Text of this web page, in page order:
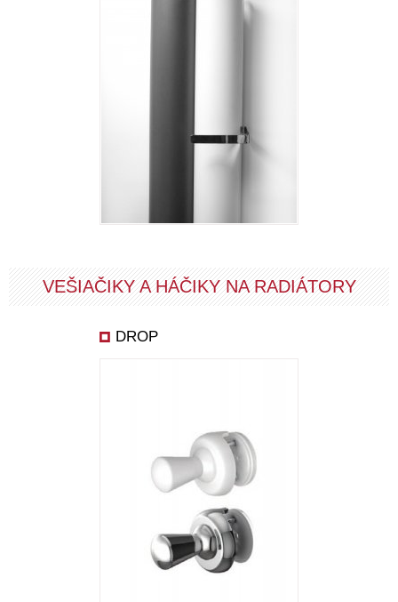
VEŠIAČIKY A HÁČIKY NA RADIÁTORY
DROP